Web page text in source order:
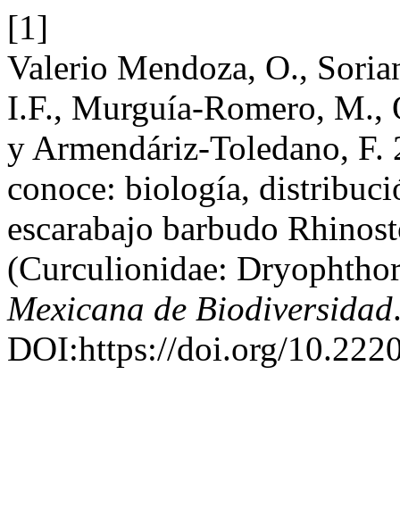
[1]
Valerio Mendoza, O.,
I.F., Murguía-Romero, M.,
y Armendáriz-Toledano, F.
conoce: biología,
escarabajo barbudo
(Curculionidae:
Mexicana de Biodiversidad
DOI:https://doi.org/